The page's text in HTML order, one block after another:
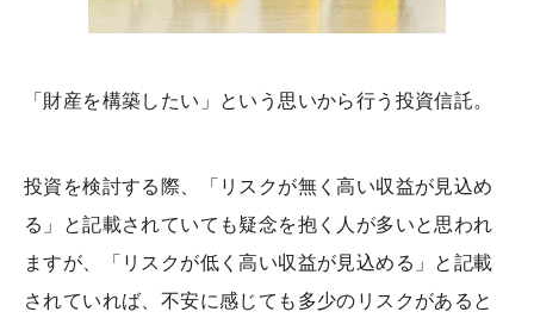
「財産を構築したい」という思いから行う投資信託。
投資を検討する際、「リスクが無く高い収益が見込め
る」と記載されていても疑念を抱く人が多いと思われ
ますが、「リスクが低く高い収益が見込める」と記載
されていれば、不安に感じても多少のリスクがあると